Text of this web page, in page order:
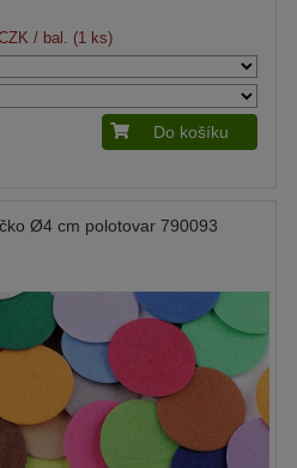
/ bal. (1 ks)
Do košíku
Ø4 cm polotovar 790093